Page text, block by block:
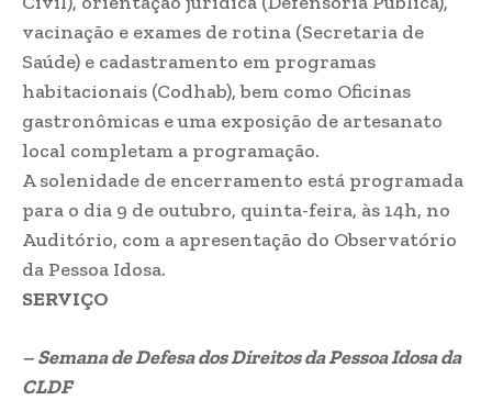
vacinação e exames de rotina (Secretaria de
Saúde) e cadastramento em programas
habitacionais (Codhab), bem como Oficinas
gastronômicas e uma exposição de artesanato
local completam a programação.
A solenidade de encerramento está programada
para o dia 9 de outubro, quinta-feira, às 14h, no
Auditório, com a apresentação do Observatório
da Pessoa Idosa.
SERVIÇO
– Semana de Defesa dos Direitos da Pessoa Idosa da
CLDF